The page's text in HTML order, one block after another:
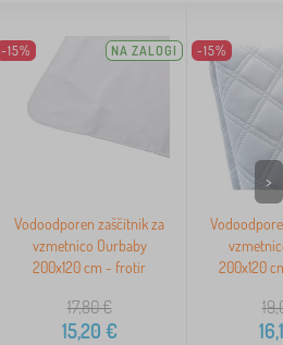
-15% NA ZALOGI
Vodoodporen zaščitnik za
vzmetnico Ourbaby
200x120 cm - frotir
17,80€
15,20 €
-15%
200x120
>